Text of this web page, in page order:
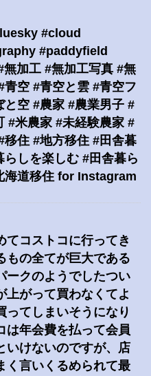
#cloud
#paddyfield
加工 #無加工写真 #無
青空 #青空と雲 #青空フ
と空 #農家 #農業男子 #
#米農家 #未経験農家 #
移住 #地方移住 #田舎暮
らしを楽しむ #田舎暮ら
海道移住 for Instagram
てコストコに行ってき
もの全てが巨大である
ークのようでしたつい
上がって買わなくてよ
ってしまいそうになり
は年会費を払って会員
いけないのですが、店
く言いくるめられて最